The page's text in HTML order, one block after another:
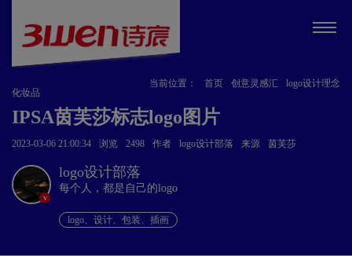
当前位置： 首页 创意灵感汇
logo设计理念
化妆品
IPSA茵芙莎标志logo图片
2023-03-06 21:00:34 浏览 2498 作者 logo设计部落 来源 茵芙莎
v
logo设计部落
每个人，都是自己的logo
logo、设计、包装、插画